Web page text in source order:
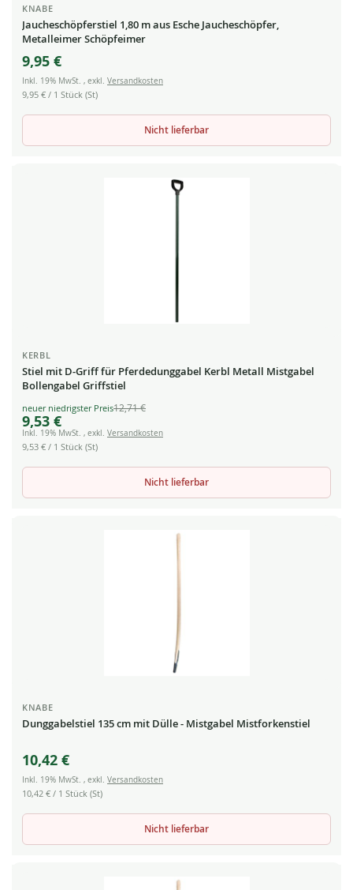
KNABE
Jaucheschöpferstiel 1,80 m aus Esche Jaucheschöpfer,
Metalleimer Schöpfeimer
9,95 €
Inkl. 19% MwSt. , exkl. Versandkosten
9,95 € / 1 Stück (St)
Nicht lieferbar
KERBL
Stiel mit D-Griff für Pferdedunggabel Kerbl Metall Mistgabel
Bollengabel Griffstiel
Special
Price
9,53 €
12,71 €
Inkl. 19% MwSt. , exkl. Versandkosten
9,53 € / 1 Stück (St)
Nicht lieferbar
KNABE
Dunggabelstiel 135 cm mit Dülle - Mistgabel Mistforkenstiel
10,42 €
Inkl. 19% MwSt. , exkl. Versandkosten
10,42 € / 1 Stück (St)
Nicht lieferbar